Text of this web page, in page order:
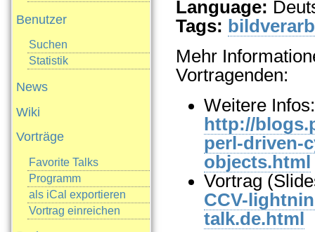
Benutzer
Suchen
Statistik
News
Wiki
Vorträge
Favorite Talks
Programm
als iCal exportieren
Vortrag einreichen
Language:
Tags:
Mehr
Vortragenden:
Weitere Infos:
http://
perl-driven-
objects.html
Vortrag
CCV-
talk.de.html